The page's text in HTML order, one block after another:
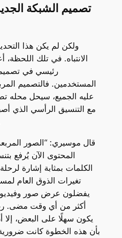
تصميم الشبكة
ولكن لم يكن هذا
الانتباه. في تلك
رئيسي في
المستخدمين. فالتصميم
عليه الجميع، سيحل محله
مع التنسيق الرأسي الذي
قال موسيري: “الصور
المحتوى الآن يُرفع
الكلمات بمثابة إشارة
تغيرات الذوق العام
يفضلون عرض صور
أكثر من أي وقت مضى.
يكون سهلًا على البعض،
بأن هذه الخطوة كانت